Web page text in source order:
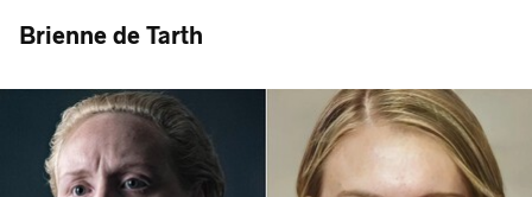
Brienne de Tarth